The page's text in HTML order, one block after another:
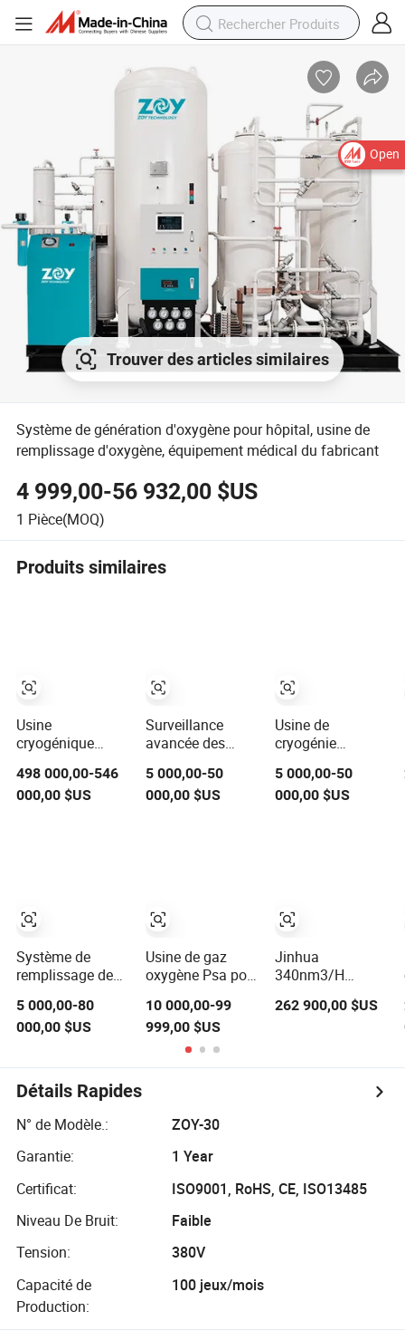
Open
Trouver des articles similaires
Système de génération d'oxygène pour hôpital, usine de
remplissage d'oxygène, équipement médical du fabricant
4 999,00-56 932,00 $US
1 Pièce(MOQ)
Produits similaires
Usine
cryogénique
montée sur skid à
haute
stable à vendre
498 000,00-546
000,00 $US
Système de
remplissage de
d'oxygène
générateur
médical
surveillance à
distance
d'ordinateur
5 000,00-80
000,00 $US
Surveillance
avancée des
l'usine d'oxygène
pour un
5 000,00-50
000,00 $US
Usine de gaz
oxygène Psa pour
l'acier et la fusion
des métaux,
générateur
d'oxygène
remplissage de
10 000,00-99
999,00 $US
Usine de
cryogénie
oxygène avec
système de
haute qualité à
vendre
5 000,00-50
000,00 $US
Jinhua
340nm3/H
Générateur
Usine d'Oxygène
262 900,00 $US
Détails Rapides
N° de Modèle.:
ZOY-30
Garantie:
1 Year
Certificat:
ISO9001, RoHS, CE, ISO13485
Niveau De Bruit:
Faible
Tension:
380V
Capacité de
Production:
100 jeux/mois